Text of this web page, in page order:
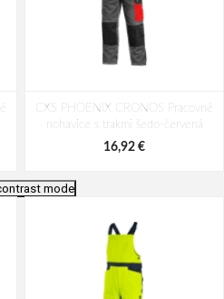
CXS PHOENIX CRONOS Pracovné
nohavice s trakmi šedo-červená
16,92 €
mode